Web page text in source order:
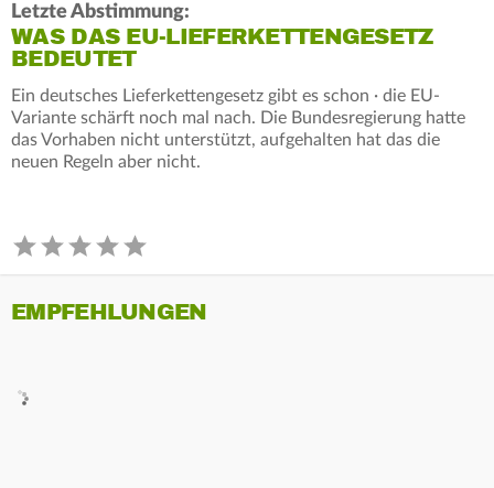
Letzte Abstimmung:
WAS DAS EU-LIEFERKETTENGESETZ
BEDEUTET
Ein deutsches Lieferkettengesetz gibt es schon · die EU-
Variante schärft noch mal nach. Die Bundesregierung hatte
das Vorhaben nicht unterstützt, aufgehalten hat das die
neuen Regeln aber nicht.
EMPFEHLUNGEN